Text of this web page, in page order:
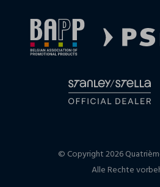
© Copyright 2026
Alle Rechte